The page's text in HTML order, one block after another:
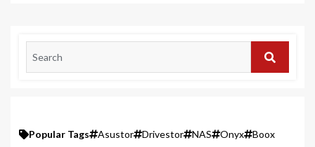
Popular Tags Asustor Drivestor NAS Onyx Boox